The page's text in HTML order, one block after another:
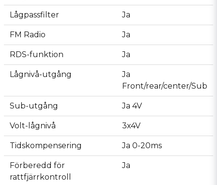
Lågpassfilter Ja
FM Radio Ja
RDS-funktion Ja
Lågnivå-utgång
Ja
Front/rear/center/Sub
Sub-utgång Ja 4V
Volt-lågnivå 3x4V
Tidskompensering Ja 0-20ms
Förberedd för
rattfjärrkontroll
Ja